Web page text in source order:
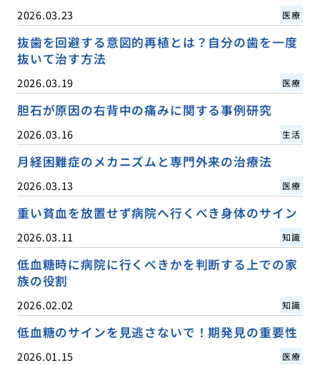
2026.03.23 医療
抜歯を回避する意図的再植とは？自分の歯を一度
抜いて治す方法
2026.03.19 医療
胆石が原因の右背中の痛みに関する事例研究
2026.03.16 生活
月経困難症のメカニズムと専門外来の治療法
2026.03.13 医療
重い貧血を放置せず病院へ行くべき身体のサイン
2026.03.11 知識
低血糖時に病院に行くべきかを判断する上での家
族の役割
2026.02.02 知識
低血糖のサインを見逃さないで！期発見の重要性
2026.01.15 医療